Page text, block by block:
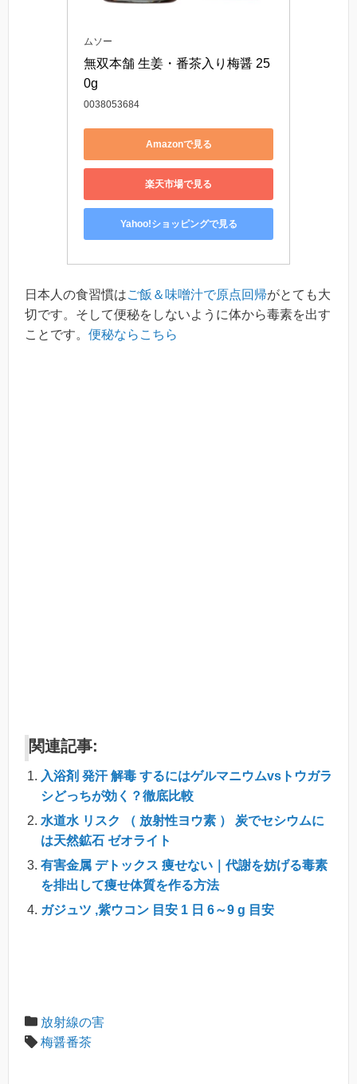
ムソー
無双本舗 生姜・番茶入り梅醤 25
0g
0038053684
Amazonで見る
楽天市場で見る
Yahoo!ショッピングで見る
日本人の食習慣はご飯＆味噌汁で原点回帰がとても大
切です。そして便秘をしないように体から毒素を出す
ことです。 便秘ならこちら
関連記事:
入浴剤 発汗 解毒 するにはゲルマニウムvsトウガラ
シどっちが効く？徹底比較
水道水 リスク （ 放射性ヨウ素 ） 炭でセシウムに
は天然鉱石 ゼオライト
有害金属 デトックス 痩せない｜代謝を妨げる毒素
を排出して痩せ体質を作る方法
ガジュツ ,紫ウコン 目安 1 日 6～9 g 目安
放射線の害
梅醤番茶